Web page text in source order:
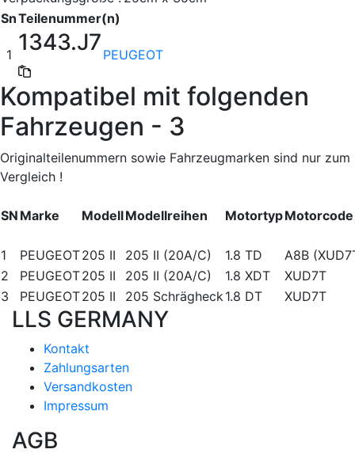
SnTeilenummer(n)
1 1343.J7 PEUGEOT
Kompatibel mit folgenden
Fahrzeugen - 3
Originalteilenummern sowie Fahrzeugmarken sind nur zum
Vergleich !
SN Marke ModellModellreihen MotortypMotorcode
1 PEUGEOT205 II 205 II (20A/C) 1.8 TD
A8B
2
PEUGEOT205 II 205 II (20A/C) 1.8 XDT
XUD7T
3
PEUGEOT205 II 205 Schrägheck1.8 DT XUD7T
LLS GERMANY
Kontakt
Zahlungsarten
Versandkosten
Impressum
AGB